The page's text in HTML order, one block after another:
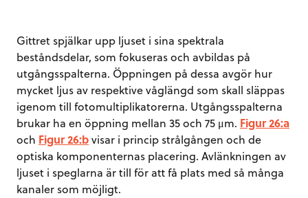
Gittret spjälkar upp ljuset i sina spektrala
beståndsdelar, som fokuseras och avbildas på
utgångsspalterna. Öppningen på dessa avgör hur
mycket ljus av respektive våglängd som skall släppas
igenom till fotomultiplikatorerna. Utgångsspalterna
brukar ha en öppning mellan 35 och 75 μm. Figur 26:a
och Figur 26:bvisar i princip strålgången och de
optiska komponenternas placering. Avlänkningen av
ljuset i speglarna är till för att få plats med så många
kanaler som möjligt.